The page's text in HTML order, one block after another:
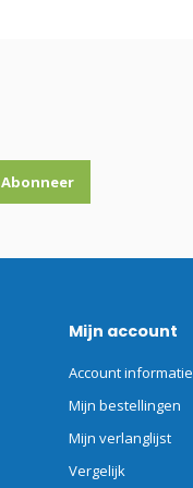
Abonneer
Mijn account
Account informatie
Mijn bestellingen
Mijn verlanglijst
Vergelijk